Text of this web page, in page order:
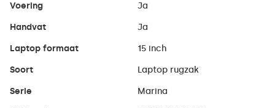
Voering Ja
Handvat Ja
Laptop formaat 15 inch
Soort Laptop rugzak
Serie Marina